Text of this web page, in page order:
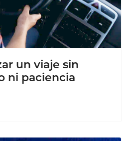
un viaje sin
ni paciencia